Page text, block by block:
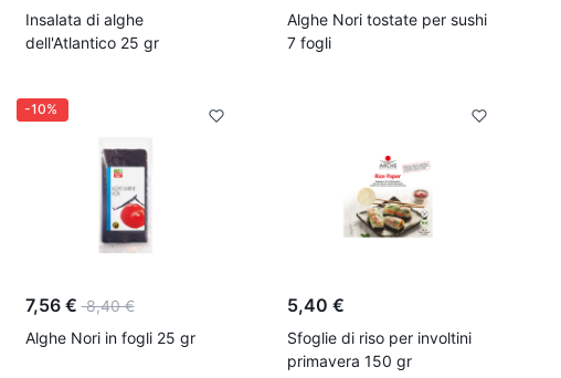
Insalata di alghe
dell'Atlantico 25 gr
Alghe Nori tostate per sushi
7 fogli
-30%
-10%
7,56 € 8,40 €
Alghe Nori in fogli 25 gr
5,40 €
Sfoglie di riso per involtini
primavera 150 gr